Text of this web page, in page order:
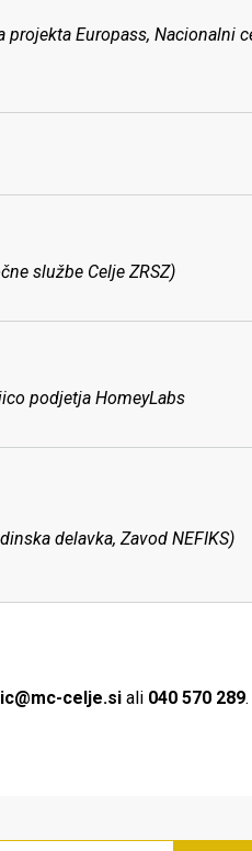
Europass, Nacionalni
službe Celje ZRSZ)
podjetja HomeyLabs
delavka, Zavod NEFIKS)
celje.si ali 040 570 289.